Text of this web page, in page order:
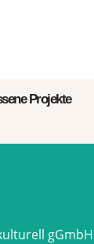
Projekte
gGmbH